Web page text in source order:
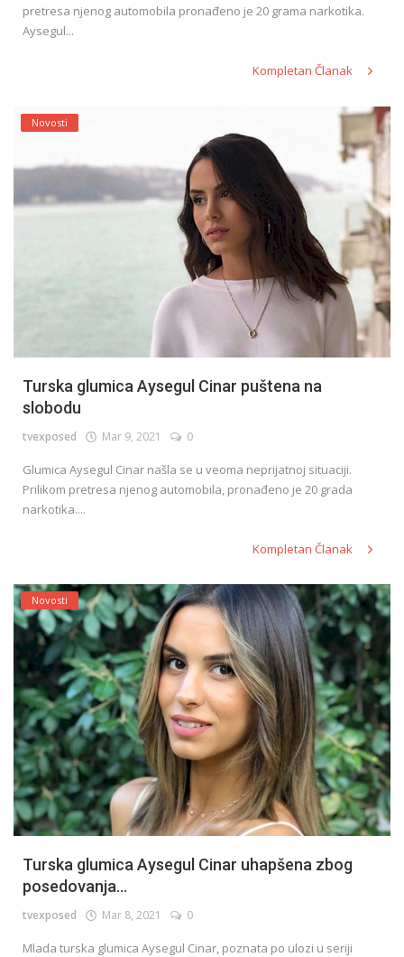
pretresa njenog automobila pronađeno je 20 grama narkotika.
Aysegul...
Kompletan Članak
Novosti
Turska glumica Aysegul Cinar puštena na
slobodu
tvexposed Mar 9, 2021 0
Glumica Aysegul Cinar našla se u veoma neprijatnoj situaciji.
Prilikom pretresa njenog automobila, pronađeno je 20 grada
narkotika....
Kompletan Članak
Novosti
Turska glumica Aysegul Cinar uhapšena zbog
posedovanja...
tvexposed Mar 8, 2021 0
Mlada turska glumica Aysegul Cinar, poznata po ulozi u seriji